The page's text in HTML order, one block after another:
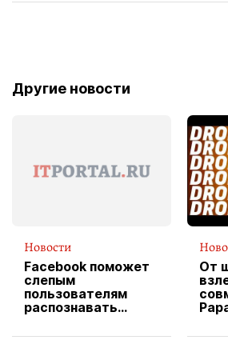
Другие новости
Новости
Facebook поможет
слепым
пользователям
распознавать
От